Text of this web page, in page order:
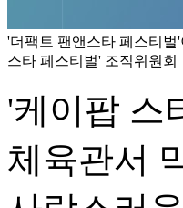
'더팩트 팬앤스타 페스티벌
스타 페스티벌' 조직위원회
'케이팝 스
체육관서